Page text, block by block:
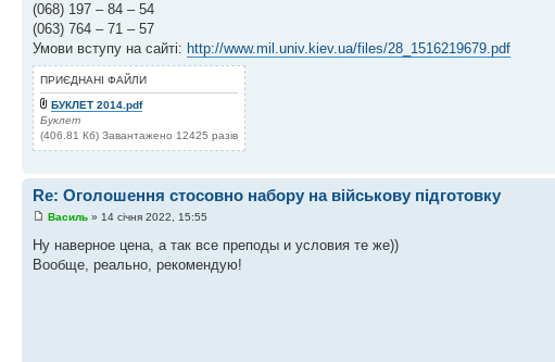
(068) 197 – 84 – 54
(063) 764 – 71 – 57
Умови вступу на сайті: http://www.mil.univ.kiev.ua/files/28_1516219679.pdf
ПРИЄДНАНІ ФАЙЛИ
БУКЛЕТ 2014.pdf
Буклет
(406.81 Кб) Завантажено 12425 разів
Re: Оголошення стосовно набору на військову підготовку
Василь » 14 січня 2022, 15:55
Ну наверное цена, а так все преподы и условия те же))
Вообще, реально, рекомендую!